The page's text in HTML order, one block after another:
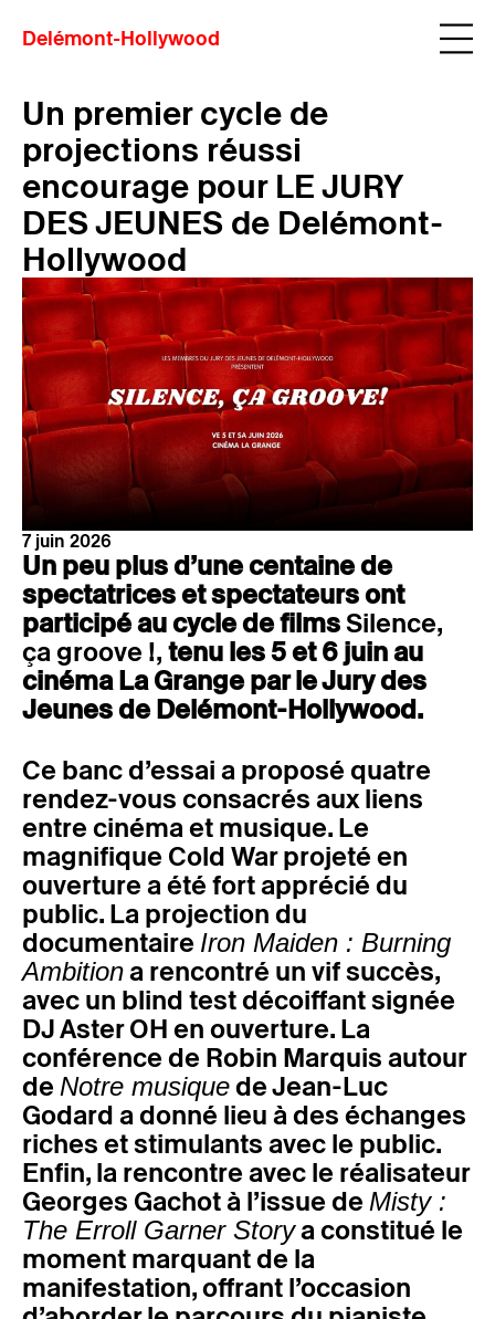
Delémont-Hollywood
Un premier cycle de
projections réussi
encourage pour LE JURY
DES JEUNES de Delémont-
Hollywood
7 juin 2026
Un peu plus d’une centaine de
spectatrices et spectateurs ont
participé au cycle de filmsSilence,
ça groove !,tenu les 5 et 6 juin au
cinéma La Grange par le Jury des
Jeunes de Delémont-Hollywood.
Ce banc d’essai a proposé quatre
rendez-vous consacrés aux liens
entre cinéma et musique. Le
magnifique Cold War projeté en
ouverture a été fort apprécié du
public. La projection du
documentaire Iron Maiden : Burning
Ambitiona rencontré un vif succès,
avec un blind test décoiffant signée
DJ Aster OH en ouverture. La
conférence de Robin Marquis autour
de Notre musiquede Jean-Luc
Godard a donné lieu à des échanges
riches et stimulants avec le public.
Enfin, la rencontre avec le réalisateur
Georges Gachot à l’issue de Misty :
The Erroll Garner Storya constitué le
moment marquant de la
manifestation, offrant l’occasion